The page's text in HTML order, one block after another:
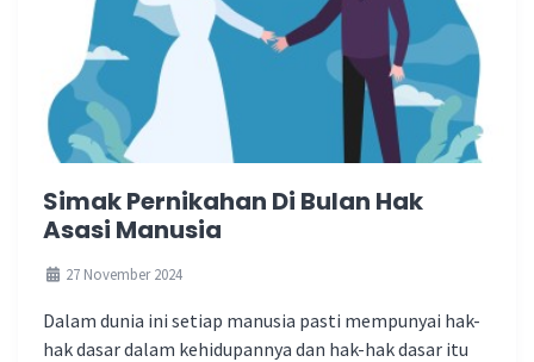
Simak Pernikahan Di Bulan Hak
Asasi Manusia
27 November 2024
Dalam dunia ini setiap manusia pasti mempunyai hak-
hak dasar dalam kehidupannya dan hak-hak dasar itu